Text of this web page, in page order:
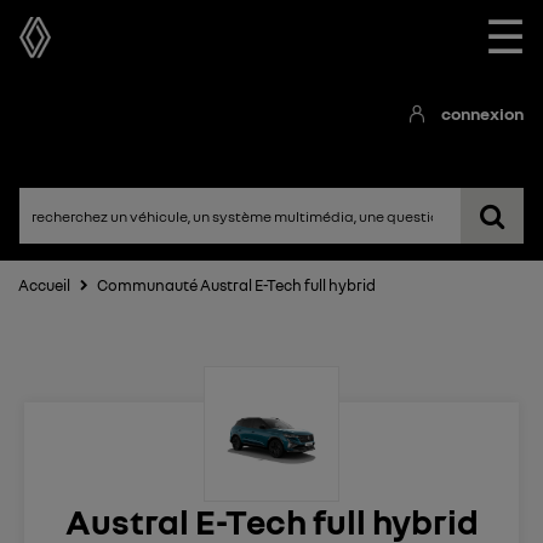
☰
connexion
Accueil Communauté Austral E-Tech full hybrid
Austral E-Tech full hybrid